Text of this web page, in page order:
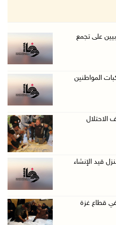
على تجمع
المواطنين
قيد الإنشاء
مصابين في قطاع غزة